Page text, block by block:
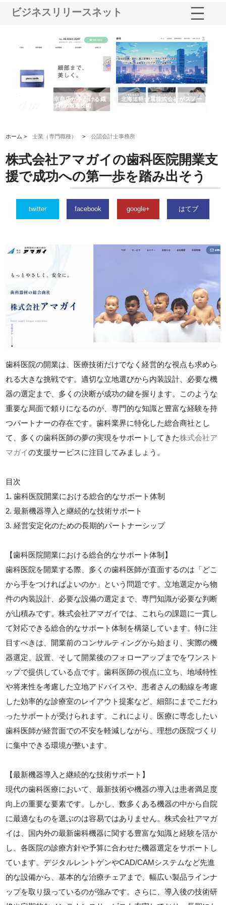
ビジネスリリースネット
有限会社松幸商店が手がける織
ネームと下げ札の製造技術
北海道軽金属株式会社がスノー
ホーム >士業（専門職種） >公認会計士事務所
株式会社アマガイの歯科医院開業支
援で成功への第一歩を踏み出そう
twitter facebook google+ はてブ
歯科医院の開業は、医療技術だけでなく経営的な視点も求めら
れる大きな挑戦です。適切な立地選びから内装設計、必要な機
器の選定まで、多くの決断が成功の鍵を握ります。このような
重要な局面で頼りになるのが、専門的な知識と豊富な経験を持
つパートナーの存在です。歯科業界に特化した総合商社とし
て、多くの歯科医師の夢の実現をサポートしてきた株式会社ア
マガイの支援サービスに注目してみましょう。
目次
1. 歯科医院開業における総合的なサポート体制
2. 最新機器導入と継続的な技術サポート
3. 経営安定化のための長期的パートナーシップ
【歯科医院開業における総合的なサポート体制】
歯科医院を開業する際、多くの歯科医師が直面するのは「どこ
から手をつければよいのか」という問題です。立地選定から物
件の内装設計、必要な設備の選定まで、専門知識が必要な判断
が山積みです。株式会社アマガイでは、これらの課題に一貫し
て対応できる総合的なサポート体制を構築しています。特に注
目すべきは、開業前のコンサルティングから始まり、実際の機
器選定、設置、そして開業後のフォローアップまでをワンスト
ップで提供している点です。歯科医師の視点に立ち、地域特性
や将来性を考慮した立地アドバイスや、患者さんの動線を考慮
した効率的な診療室のレイアウト提案など、細部にまでこだわ
ったサポートが受けられます。これにより、医療に専念したい
歯科医師が経営面での不安を軽減しながら、理想の医院づくり
に集中できる環境が整います。
【最新機器導入と継続的な技術サポート】
現代の歯科医療において、最新技術や機器の導入は患者満足度
向上の重要な要素です。しかし、数多くある機器の中から自院
に最適なものを選ぶのは容易ではありません。株式会社アマガ
イは、国内外の最新歯科機器に関する豊富な知識と経験を活か
し、各医院の診療方針や予算に合わせた機器選定をサポートし
ています。デジタルレントゲンやCAD/CAMシステムなど先進
的な設備から、基本的な治療チェアまで、幅広い製品ラインナ
ップを取り扱っているのが強みです。さらに、導入後の技術研